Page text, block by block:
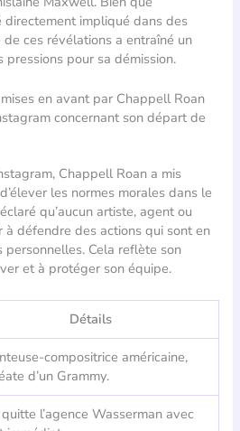
directement impliqué dans des
ces révélations a entraîné un
pour sa démission.
en avant par Chappell Roan
concernant son départ de
Chappell Roan a mis
les normes morales dans le
qu’aucun artiste, agent ou
défendre des actions qui sont en
Cela reflète son
et à protéger son équipe.
Détails
compositrice américaine,
d’un Grammy.
l’agence Wasserman avec